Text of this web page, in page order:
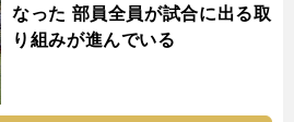
なった 部員全員が試合に出る取
り組みが進んでいる